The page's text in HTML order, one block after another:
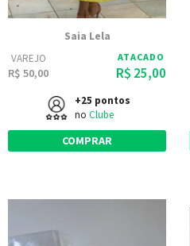
Saia Lela
VAREJO
R$ 50,00
ATACADO
R$ 25,00
+25 pontos
no Clube
COMPRAR